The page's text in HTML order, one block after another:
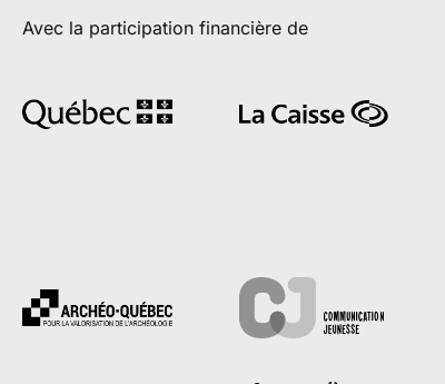
Avec la participation financière de